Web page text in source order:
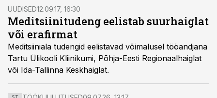
UUDISED12.09.17, 16:30
Meditsiinitudeng eelistab suurhaiglat
või erafirmat
Meditsiiniala tudengid eelistavad võimalusel tööandjana
Tartu Ülikooli Kliinikumi, Põhja-Eesti Regionaalhaiglat
või Ida-Tallinna Keskhaiglat.